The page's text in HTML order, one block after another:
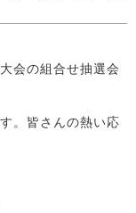
会の組合せ抽選会
。皆さんの熱い応